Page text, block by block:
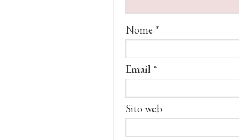
Nome *
Email *
Sito web